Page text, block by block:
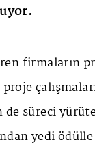
firmaların
de süreci
yedi